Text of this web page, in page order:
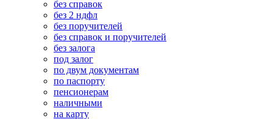
без справок
без 2 ндфл
без поручителей
без справок и поручителей
без залога
под залог
по двум документам
по паспорту
пенсионерам
наличными
на карту